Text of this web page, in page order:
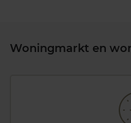
Woningmarkt en